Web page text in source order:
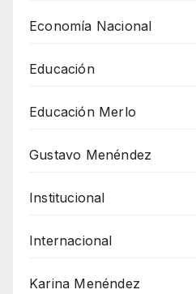
Economía Nacional
Educación
Educación Merlo
Gustavo Menéndez
Institucional
Internacional
Karina Menéndez